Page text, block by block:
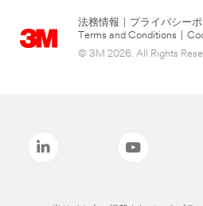
法務情報 プライバシー
Terms and Conditions
© 3M 2026. All Rights